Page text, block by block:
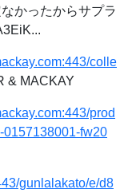
かったからサプラ
colle
& MACKAY
prod
0157138001-fw20
gunlalakato/e/d8